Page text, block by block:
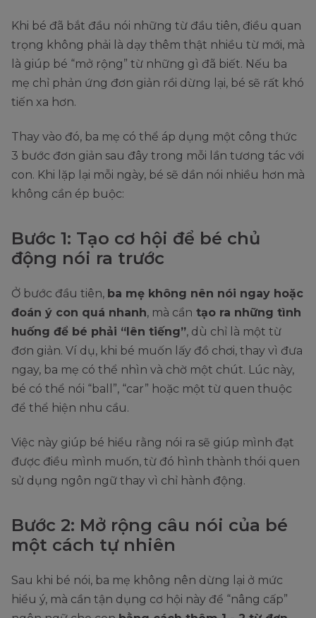
Khi bé đã bắt đầu nói những từ đầu tiên, điều quan
trọng không phải là dạy thêm thật nhiều từ mới, mà
là giúp bé “mở rộng” từ những gì đã biết. Nếu ba
mẹ chỉ phản ứng đơn giản rồi dừng lại, bé sẽ rất khó
tiến xa hơn.
Thay vào đó, ba mẹ có thể áp dụng một công thức
3 bước đơn giản sau đây trong mỗi lần tương tác với
con. Khi lặp lại mỗi ngày, bé sẽ dần nói nhiều hơn mà
không cần ép buộc:
Bước 1: Tạo cơ hội để bé chủ
động nói ra trước
Ở bước đầu tiên, ba mẹ không nên nói ngay hoặc
đoán ý con quá nhanh, mà cần tạo ra những tình
huống để bé phải “lên tiếng”, dù chỉ là một từ
đơn giản. Ví dụ, khi bé muốn lấy đồ chơi, thay vì đưa
ngay, ba mẹ có thể nhìn và chờ một chút. Lúc này,
bé có thể nói “ball”, “car” hoặc một từ quen thuộc
để thể hiện nhu cầu.
Việc này giúp bé hiểu rằng nói ra sẽ giúp mình đạt
được điều mình muốn, từ đó hình thành thói quen
sử dụng ngôn ngữ thay vì chỉ hành động.
Bước 2: Mở rộng câu nói của bé
một cách tự nhiên
Sau khi bé nói, ba mẹ không nên dừng lại ở mức
hiểu ý, mà cần tận dụng cơ hội này để “nâng cấp”